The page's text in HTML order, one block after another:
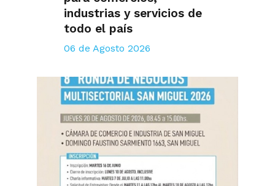
industrias y servicios de
todo el país
06 de Agosto 2026